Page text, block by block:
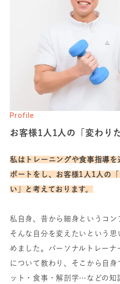
よくあるご質問
Profile
お客様1人1人の「変わり
私はトレーニングや食事指導
ポートをし、 お客様1人1人の
い」と考えております。
私自身、昔から細身というコン
そんな自分を変えたいという
めました。パーソナルトレー
について教わり、そこから自
ット・食事・解剖学…などの知